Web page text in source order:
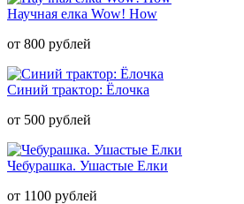
Научная елка Wow! How
от 800 рублей
Синий трактор: Ёлочка
от 500 рублей
Чебурашка. Ушастые Елки
от 1100 рублей